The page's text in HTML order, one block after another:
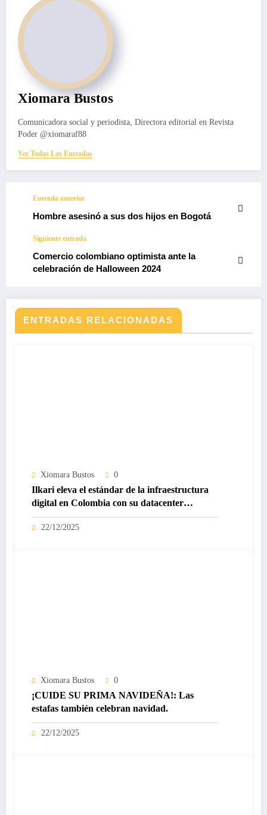
Xiomara Bustos
Comunicadora social y periodista, Directora editorial en Revista
Poder @xiomaraf88
Ver Todas Las Entradas
Entrada anterior
Hombre asesinó a sus dos hijos en Bogotá
Siguiente entrada
Comercio colombiano optimista ante la
celebración de Halloween 2024
ENTRADAS RELACIONADAS
Xiomara Bustos 0
Ilkari eleva el estándar de la infraestructura
digital en Colombia con su datacenter
certificado Nivel IV de ICREA
22/12/2025
Xiomara Bustos 0
¡CUIDE SU PRIMA NAVIDEÑA!: Las
estafas también celebran navidad.
22/12/2025